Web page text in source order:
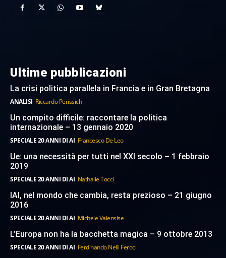
Ultime pubblicazioni
La crisi politica parallela in Francia e in Gran Bretagna
ANALISI Riccardo Perissich
Un compito difficile: raccontare la politica
internazionale – 13 gennaio 2020
SPECIALE 20 ANNI DI AI Francesco De Leo
Ue: una necessità per tutti nel XXI secolo – 1 febbraio
2019
SPECIALE 20 ANNI DI AI Nathalie Tocci
IAI, nel mondo che cambia, resta prezioso – 21 giugno
2016
SPECIALE 20 ANNI DI AI Michele Valensise
L’Europa non ha la bacchetta magica – 9 ottobre 2013
SPECIALE 20 ANNI DI AI Ferdinando Nelli Feroci